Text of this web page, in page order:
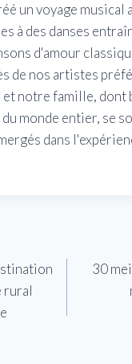
un voyage musical
à des danses
d'amour
de nos artistes
et notre famille, dont
monde entier, se
dans
rural
30